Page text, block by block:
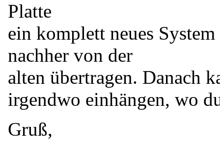
Platte
ein komplett neues
nachher von der
alten übertragen. Danach
irgendwo einhängen, wo
Gruß,